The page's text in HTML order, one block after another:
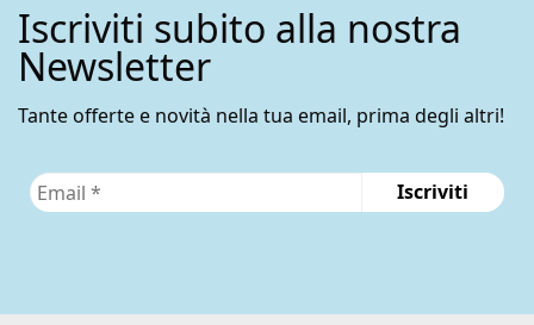
scelte
nella
del
Iscriviti subito alla nostra
Newsletter
Tante offerte e novità nella tua email, prima degli altri!